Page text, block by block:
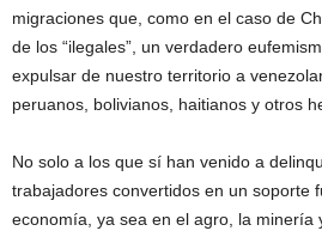
migraciones que, como en el caso de
de los “ilegales”, un verdadero
expulsar de nuestro territorio a
peruanos, bolivianos, haitianos y otros
No solo a los que sí han venido a
trabajadores convertidos en un soporte
economía, ya sea en el agro, la minería